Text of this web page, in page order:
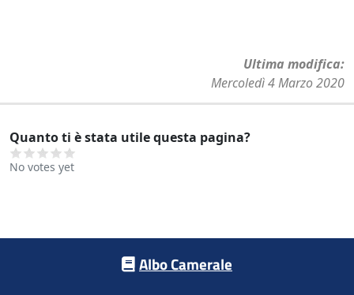
Ultima modifica
Mercoledì 4 Marzo 2020
Quanto ti è stata utile questa pagina?
No votes yet
Albo Camerale